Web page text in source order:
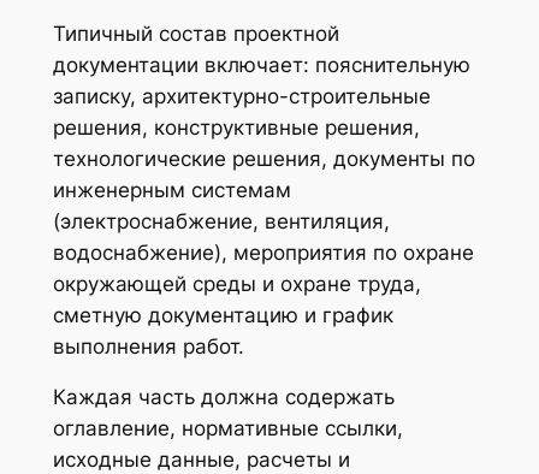
Типичный состав проектной
документации включает: пояснительную
записку, архитектурно-строительные
решения, конструктивные решения,
технологические решения, документы по
инженерным системам
(электроснабжение, вентиляция,
водоснабжение), мероприятия по охране
окружающей среды и охране труда,
сметную документацию и график
выполнения работ.
Каждая часть должна содержать
оглавление, нормативные ссылки,
исходные данные, расчеты и